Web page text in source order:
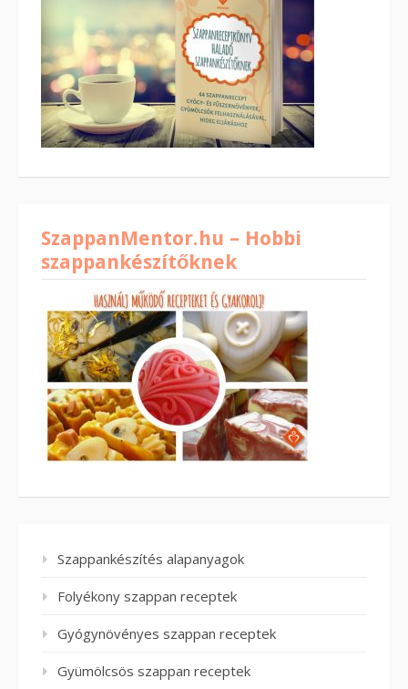
SzappanMentor.hu – Hobbi
szappankészítőknek
Szappankészítés alapanyagok
Folyékony szappan receptek
Gyógynövényes szappan receptek
Gyümölcsös szappan receptek